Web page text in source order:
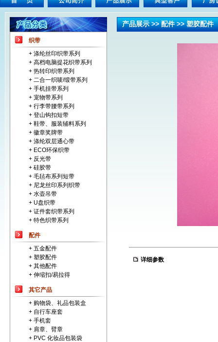
织带
+ 涤纶丝印织带系列
+ 高档电脑提花织带系列
+ 热转印织带系列
+ 二合一织唛/缎带系列
+ 手机挂带系列
+ 宠物带系列
+ 行李带腰带系列
+ 登山钩扣短带
+ 鞋带、服装辅料系列
+ 徽章奖牌带
+ 涤纶双层通心带
+ ECO环保织带
+ 反光带
+ 硅胶带
+ 毛毡布系列短带
+ 尼龙丝印系列织带
+ 水壶吊带
+ U盘织带
+ 证件套织带系列
+ 特色织带系列
配件
+ 五金配件
+ 塑胶配件
+ 其他配件
+ 伸缩扣/易拉得
其它产品
+ 购物袋、礼品包装盒
+ 自行车座套
+ 手机套
+ 肩章、臂章
+ PVC 化妆品包装袋
产品展示 >> 配件 >> 塑胶配件
详细参数